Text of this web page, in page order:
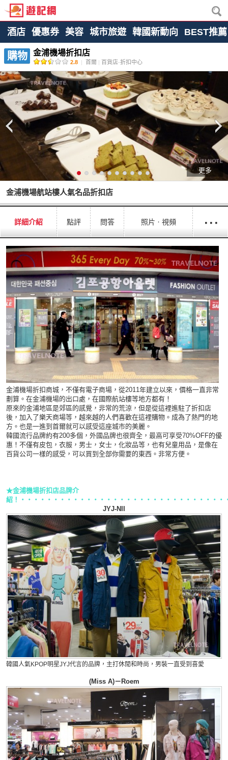
酒店 優惠券 美容 城市旅遊 韓國新動向 BEST推薦
購物 金浦機場折扣店
2.8 | 首爾 | 百貨店·折扣中心
更多
金浦機場航站樓人氣名品折扣店
詳細介紹 點評 問答 照片ㆍ視頻 ···
金浦機場折扣商城，不僅有電子商場，從2011年建立以來，價格一直非常
劃算。在金浦機場的出口處，在國際航站樓等地方都有！
原來的金浦地區是郊區的感覺，非常的荒涼，但是從這裡進駐了折扣店
後，加入了樂天商場等，越來越的人們喜歡在這裡購物。成為了熱門的地
方。也是一進到首爾就可以感受這座城市的美麗。
韓國流行品牌約有200多個，外國品牌也很齊全，最高可享受70%OFF的優
惠！不僅有皮包，衣服，男士，女士，化妝品等，也有兒童用品，是像在
百貨公司一樣的感受，可以買到全部你需要的東西。非常方便 。
★金浦機場折扣店品牌介
紹！・・・・・・・・・・・・・・・・・・・・・・・・・・・・・・
JYJ-NII
韓國人氣KPOP明星JYJ代言的品牌，主打休閒和時尚，男裝一直受到喜愛
(Miss A)－Roem